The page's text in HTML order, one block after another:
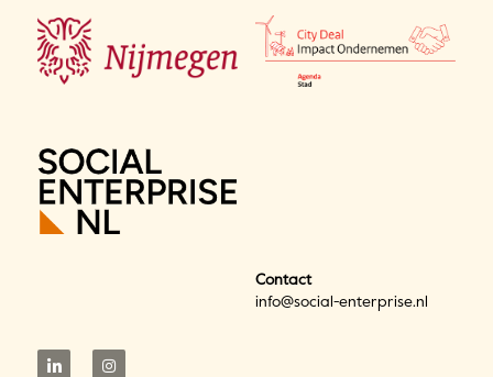
Contact
info@social-enterprise.nl